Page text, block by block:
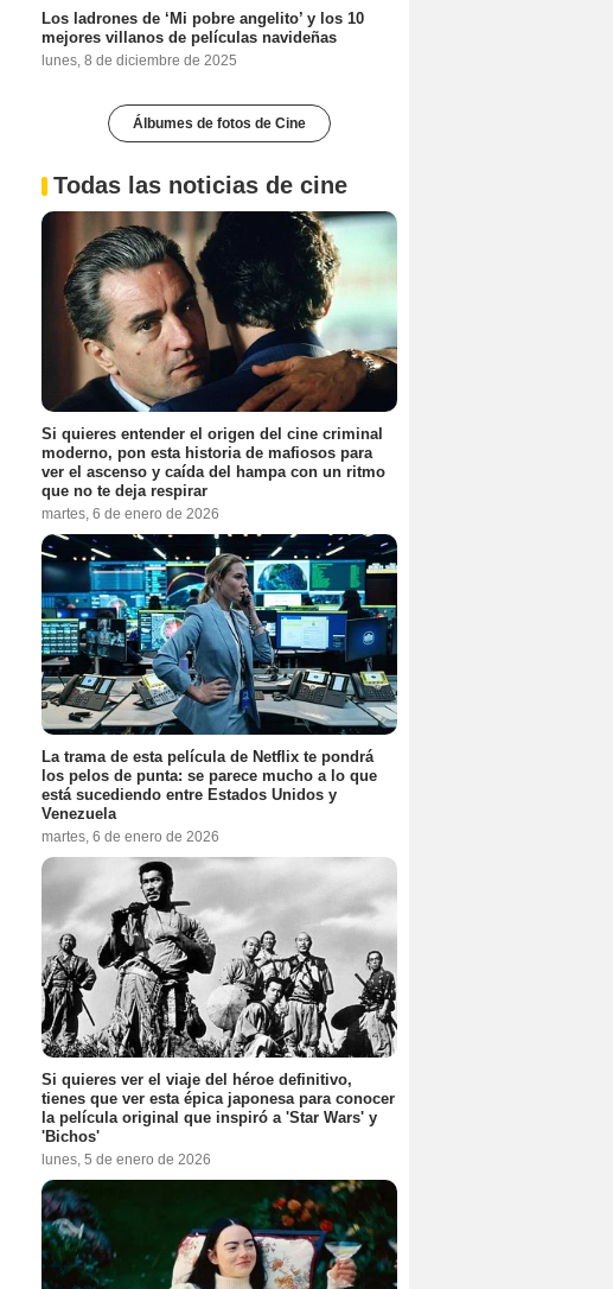
Los ladrones de ‘Mi pobre angelito’ y los 10
mejores villanos de películas navideñas
lunes, 8 de diciembre de 2025
Álbumes de fotos de Cine
Todas las noticias de cine
Si quieres entender el origen del cine criminal
moderno, pon esta historia de mafiosos para
ver el ascenso y caída del hampa con un ritmo
que no te deja respirar
martes, 6 de enero de 2026
La trama de esta película de Netflix te pondrá
los pelos de punta: se parece mucho a lo que
está sucediendo entre Estados Unidos y
Venezuela
martes, 6 de enero de 2026
Si quieres ver el viaje del héroe definitivo,
tienes que ver esta épica japonesa para conocer
la película original que inspiró a 'Star Wars' y
'Bichos'
lunes, 5 de enero de 2026